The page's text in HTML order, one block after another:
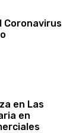
Coronavirus
en Las
en